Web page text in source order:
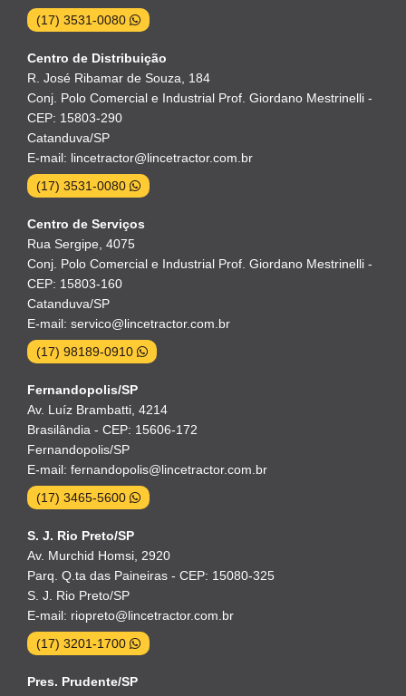
(17) 3531-0080
Centro de Distribuição
R. José Ribamar de Souza, 184
Conj. Polo Comercial e Industrial Prof. Giordano Mestrinelli -
CEP: 15803-290
Catanduva/SP
E-mail: lincetractor@lincetractor.com.br
(17) 3531-0080
Centro de Serviços
Rua Sergipe, 4075
Conj. Polo Comercial e Industrial Prof. Giordano Mestrinelli -
CEP: 15803-160
Catanduva/SP
E-mail: servico@lincetractor.com.br
(17) 98189-0910
Fernandopolis/SP
Av. Luíz Brambatti, 4214
Brasilândia - CEP: 15606-172
Fernandopolis/SP
E-mail: fernandopolis@lincetractor.com.br
(17) 3465-5600
S. J. Rio Preto/SP
Av. Murchid Homsi, 2920
Parq. Q.ta das Paineiras - CEP: 15080-325
S. J. Rio Preto/SP
E-mail: riopreto@lincetractor.com.br
(17) 3201-1700
Pres. Prudente/SP